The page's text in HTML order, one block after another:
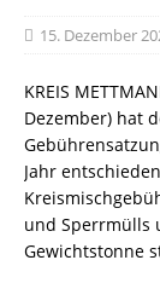
15. Dezember
KREIS
Dezember) hat
Jahr
und Sperrmülls
Gewichtstonne